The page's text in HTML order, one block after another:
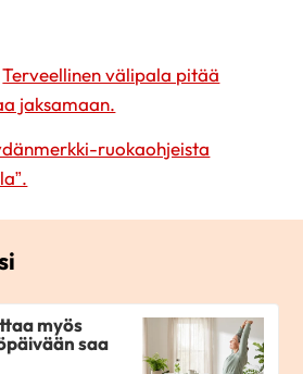
Terveellinen välipala pitää
jaksamaan.
ruokaohjeista
myös
saa